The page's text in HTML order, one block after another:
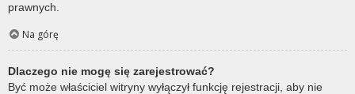
prawnych.
Na górę
Dlaczego nie mogę się zarejestrować?
Być może właściciel witryny wyłączył funkcję rejestracji, aby nie